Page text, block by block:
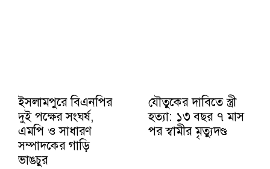
ইসলামপুরে বিএনপির
দুই পক্ষের সংঘর্ষ,
এমপি ও সাধারণ
সম্পাদকের গাড়ি
ভাঙচুর
যৌতুকের দাবিতে স্ত্রী
হত্যা: ১৩ বছর ৭ মাস
পর স্বামীর মৃত্যুদণ্ড